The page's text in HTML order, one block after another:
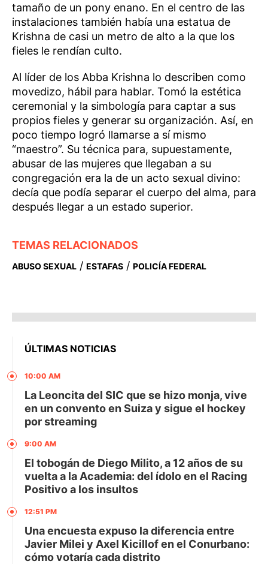
tamaño de un pony enano. En el centro de las
instalaciones también había una estatua de
Krishna de casi un metro de alto a la que los
fieles le rendían culto.
Al líder de los Abba Krishna lo describen como
movedizo, hábil para hablar. Tomó la estética
ceremonial y la simbología para captar a sus
propios fieles y generar su organización. Así, en
poco tiempo logró llamarse a sí mismo
“maestro”. Su técnica para, supuestamente,
abusar de las mujeres que llegaban a su
congregación era la de un acto sexual divino:
decía que podía separar el cuerpo del alma, para
después llegar a un estado superior.
TEMAS RELACIONADOS
ABUSO SEXUAL / ESTAFAS / POLICÍA FEDERAL
ÚLTIMAS NOTICIAS
10:00 AM
La Leoncita del SIC que se hizo monja, vive
en un convento en Suiza y sigue el hockey
por streaming
9:00 AM
El tobogán de Diego Milito, a 12 años de su
vuelta a la Academia: del ídolo en el Racing
Positivo a los insultos
12:51 PM
Una encuesta expuso la diferencia entre
Javier Milei y Axel Kicillof en el Conurbano:
cómo votaría cada distrito